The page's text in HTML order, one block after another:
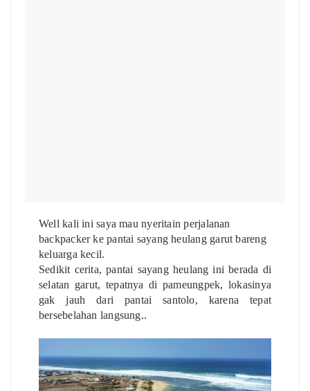
Well kali ini saya mau nyeritain perjalanan
backpacker ke pantai sayang heulang garut bareng
keluarga kecil.
Sedikit cerita, pantai sayang heulang ini berada di
selatan garut, tepatnya di pameungpek, lokasinya
gak jauh dari pantai santolo, karena tepat
bersebelahan langsung..